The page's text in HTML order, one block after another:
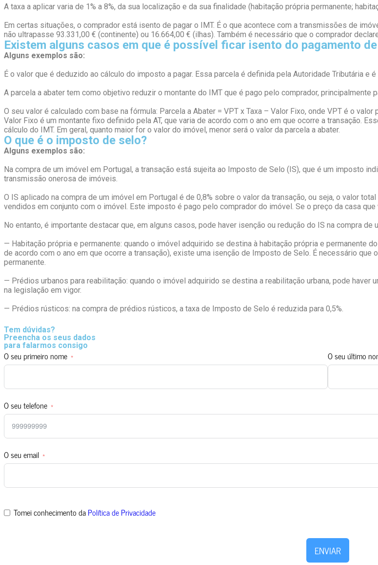
A taxa a aplicar varia de 1% a 8%, da sua localização e da sua finalidade (habitação própria permanente;
Em certas situações, o comprador está isento de pagar o IMT. É o que acontece com a transmissões de
não ultrapasse 93.331,00 € (continente) ou 16.664,00 € (ilhas). Também é necessário que o comprador
Existem alguns casos em que é possível ficar isento do pagamento
Alguns exemplos são:
É o valor que é deduzido ao cálculo do imposto a pagar. Essa parcela é definida pela Autoridade Tributária e é
A parcela a abater tem como objetivo reduzir o montante do IMT que é pago pelo comprador, principalmente
O seu valor é calculado com base na fórmula: Parcela a Abater = VPT x Taxa – Valor Fixo, onde VPT é o
Valor Fixo é um montante fixo definido pela AT, que varia de acordo com o ano em que ocorre a transação.
cálculo do IMT. Em geral, quanto maior for o valor do imóvel, menor será o valor da parcela a abater.
O que é o imposto de selo?
Alguns exemplos são:
Na compra de um imóvel em Portugal, a transação está sujeita ao Imposto de Selo (IS), que é um imposto
transmissão onerosa de imóveis.
O IS aplicado na compra de um imóvel em Portugal é de 0,8% sobre o valor da transação, ou seja, o valor
vendidos em conjunto com o imóvel. Este imposto é pago pelo comprador do imóvel. Se o preço da casa
No entanto, é importante destacar que, em alguns casos, pode haver isenção ou redução do IS na compra de
— Habitação própria e permanente: quando o imóvel adquirido se destina à habitação própria e permanente
de acordo com o ano em que ocorre a transação), existe uma isenção de Imposto de Selo. É necessário
permanente.
— Prédios urbanos para reabilitação: quando o imóvel adquirido se destina a reabilitação urbana, pode
na legislação em vigor.
— Prédios rústicos: na compra de prédios rústicos, a taxa de Imposto de Selo é reduzida para 0,5%.
Tem dúvidas?
Preencha os seus dados
para falarmos consigo
O seu primeiro nome O seu último
O seu telefone
O seu email
Tomei conhecimento daPolítica de Privacidade
ENVIAR